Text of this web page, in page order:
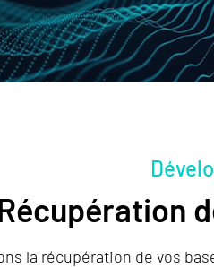
la récupération de vos